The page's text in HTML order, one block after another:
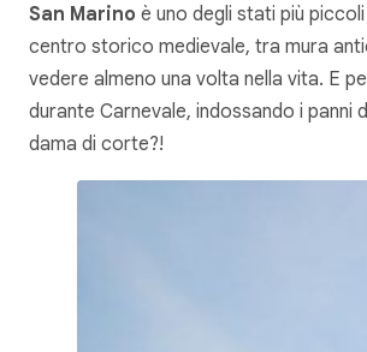
San Marino è uno degli stati più
centro storico medievale, tra mura
vedere almeno una volta nella vita. E
durante Carnevale, indossando i panni
dama di corte?!